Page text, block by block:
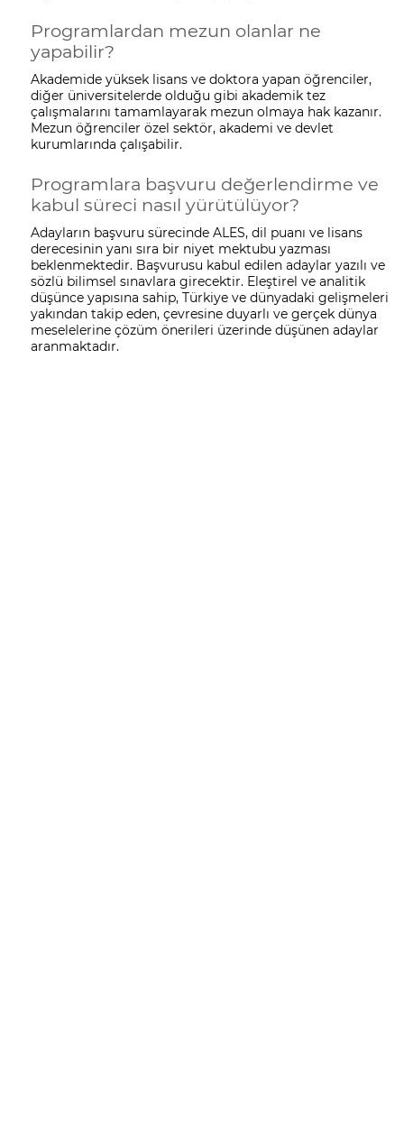
Programlardan mezun olanlar ne
yapabilir?
Akademide yüksek lisans ve doktora yapan öğrenciler,
diğer üniversitelerde olduğu gibi akademik tez
çalışmalarını tamamlayarak mezun olmaya hak kazanır.
Mezun öğrenciler özel sektör, akademi ve devlet
kurumlarında çalışabilir.
Programlara başvuru değerlendirme ve
kabul süreci nasıl yürütülüyor?
Adayların başvuru sürecinde ALES, dil puanı ve lisans
derecesinin yanı sıra bir niyet mektubu yazması
beklenmektedir. Başvurusu kabul edilen adaylar yazılı ve
sözlü bilimsel sınavlara girecektir. Eleştirel ve analitik
düşünce yapısına sahip, Türkiye ve dünyadaki gelişmeleri
yakından takip eden, çevresine duyarlı ve gerçek dünya
meselelerine çözüm önerileri üzerinde düşünen adaylar
aranmaktadır.